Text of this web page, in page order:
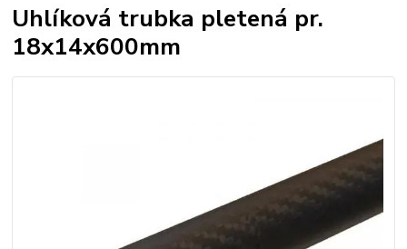
Uhlíková trubka pletená pr.
18x14x600mm